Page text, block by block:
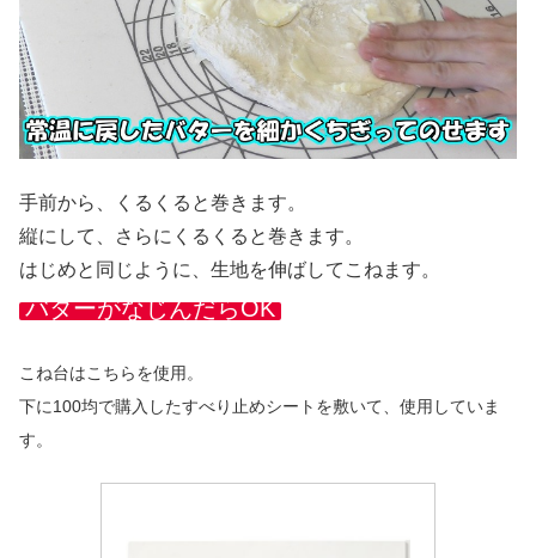
手前から、くるくると巻きます。
縦にして、さらにくるくると巻きます。
はじめと同じように、生地を伸ばしてこねます。
バターがなじんだらOK
こね台はこちらを使用。
下に100均で購入したすべり止めシートを敷いて、使用していま
す。